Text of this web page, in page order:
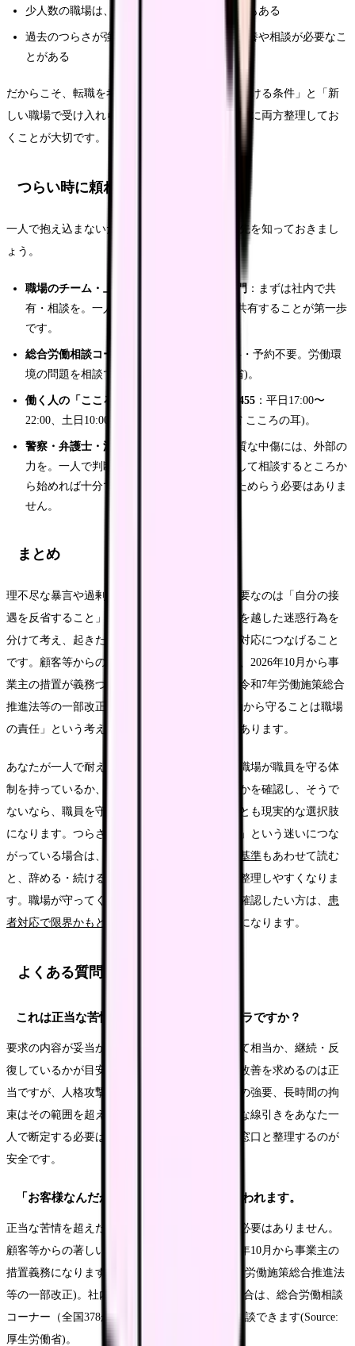
少人数の職場は、対応の逃げ場が少ないこともある
過去のつらさが強い場合、転職活動の前に休養や相談が必要なこ
とがある
だからこそ、転職を考える時は「今のつらさを避ける条件」と「新
しい職場で受け入れられる負担」を、記録をもとに両方整理してお
くことが大切です。
つらい時に頼れる相談先
一人で抱え込まないために、社内・社外の相談先を知っておきまし
ょう。
職場のチーム・上長・看護部・安全管理部門 ：まずは社内で共
有・相談を。一人で判断する前に、状況を共有することが第一歩
です。
総合労働相談コーナー
：全国378か所、無料・予約不要。労働環
境の問題を相談できます(Source: 厚生労働省)。
働く人の「こころの耳電話相談」0120-565-455 ：平日17:00〜
22:00、土日10:00〜16:00(Source: 厚生労働省 こころの耳)。
警察・弁護士・法テラス
：暴力・脅迫・悪質な中傷には、外部の
力を。一人で判断せず、まずは事実を整理して相談するところか
ら始めれば十分です。「これくらいで」とためらう必要はありま
せん。
まとめ
理不尽な暴言や過剰な要求に悩む時、最初に必要なのは「自分の接
遇を反省すること」ではなく、正当な苦情と度を越した迷惑行為を
分けて考え、起きた事実を記録し、組織として対応につなげること
です。顧客等からの著しい迷惑行為への対策は、2026年10月から事
業主の措置が義務づけられ(Source: 厚生労働省 令和7年労働施策総合
推進法等の一部改正)、「働く人を理不尽な言動から守ることは職場
の責任」という考え方が社会の標準になりつつあります。
あなたが一人で耐える必要はありません。今の職場が職員を守る体
制を持っているか、または整えようとしているかを確認し、そうで
ないなら、職員を守る方針を持つ職場へ移ることも現実的な選択肢
になります。つらさが「看護師を続けられるか」という迷いにつな
がっている場合は、
看護師を辞めたい時の判断基準もあわせて読む
と、辞める・続ける・職場を変えるの選択肢を整理しやすくなりま
す。職場が守ってくれる仕組みを別の角度から確認したい方は、 患
者対応で限界かもと思った看護師さんへ
も参考になります。
よくある質問
これは正当な苦情ですか、それともカスハラですか？
要求の内容が妥当か、手段が社会通念に照らして相当か、継続・反
復しているかが目安になります。ケアや説明の改善を求めるのは正
当ですが、人格攻撃や暴力、応じられない要求の強要、長時間の拘
束はその範囲を超えています。ただし、最終的な線引きをあなた一
人で断定する必要はなく、記録して上長や専門窓口と整理するのが
安全です。
「お客様なんだから我慢して」と職場に言われます。
正当な苦情を超えた言動まで看護師が我慢する必要はありません。
顧客等からの著しい迷惑行為への対策は、2026年10月から事業主の
措置義務になります(Source: 厚生労働省 令和7年労働施策総合推進法
等の一部改正)。社内で取り合ってもらえない場合は、総合労働相談
コーナー（全国378か所・無料・予約不要）で相談できます(Source:
厚生労働省)。